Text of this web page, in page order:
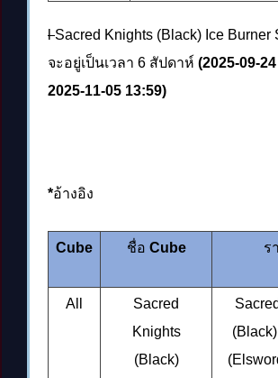
lSacred Knights (Black) Ice Burner
จะอยู่เป็นเวลา 6 สัปดาห์ (2025-09-
2025-11-05 13:59)
*อ้างอิง
Cube ชื่อ Cube ร
All
Sacred
Knights
(Black)